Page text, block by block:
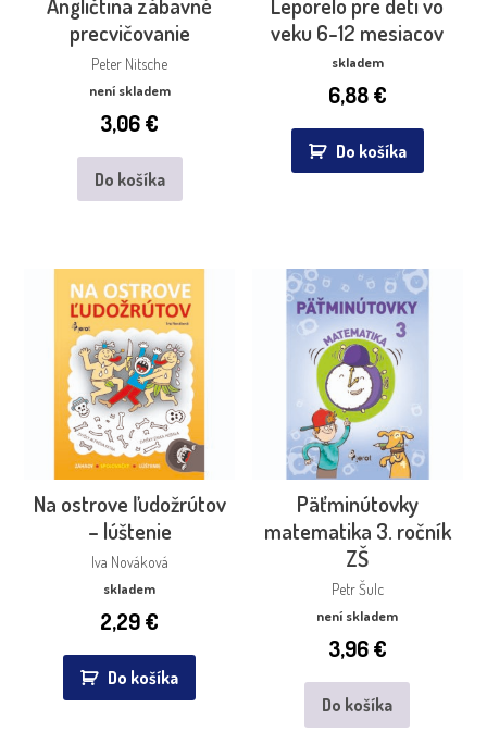
precvičovanie
Peter Nitsche
není skladem
3,06€
Do košíka
veku 6-12 mesiacov
skladem
6,88€
Do košíka
Na ostrove ľudožrútov
– lúštenie
Iva Nováková
skladem
2,29€
Do košíka
Päťminútovky
matematika 3. ročník
ZŠ
Petr Šulc
není skladem
3,96€
Do košíka